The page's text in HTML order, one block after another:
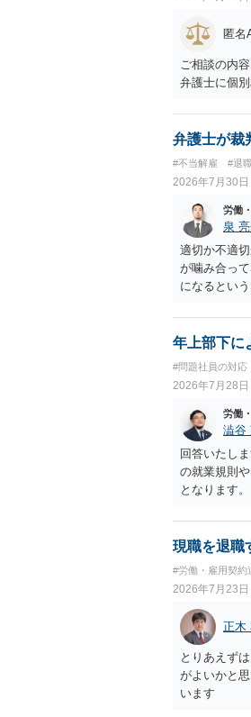
内容をレビ
として労働
う複数論点
え、後から
す。 ・事務
とはありま
性を欠くと
される可能性
匿名
ご相談の内
弁護士に個
弁護士が裁
#不当解雇 #退
2026年7月30日
労働
泉
適切か不適
が噛み合っ
になるとい
年上部下に
#問題社員の対応
2026年7月28日
労働
澁谷
回答いたし
の就業規則
となります
せ、誤認し
内で周知さ
（ただし、
現職を退職
#労働・雇用契約
2026年7月23日
正木
とりあえず
がよいかと
います